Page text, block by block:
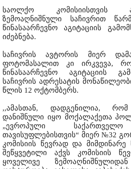
საოლქო კომისიისთვის
ზემოაღნიშნული საჩივრით
წინასაარჩევნო აგიტაციის
იძებნება.
საჩივრის ავტორის მიერ
ფოტომასალით კი ირკვევა,
წინასაარჩევნო აგიტაციის
საჩივრის ადრესატის
წლის 12 ოქტომბერს.
,,ამასთან, დადგენილია, რომ
დანიშნული იყო მოქალაქეთა
„ევროპული
თავისუფლებისთვის“ მიერ №32
კომისიის წევრად და მიმდინარე
შეწყვეტილი აქვს კომისიის
ყოველივე